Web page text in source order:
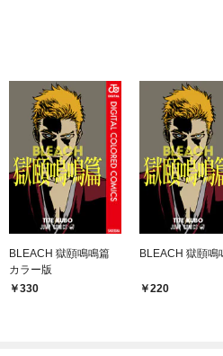
BLEACH 獄頤鳴鳴篇
カラー版
330
BLEACH 獄頤鳴
220